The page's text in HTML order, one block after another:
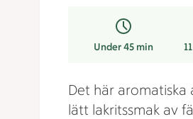
Under 45 min
Det här
lätt lakritssmak av